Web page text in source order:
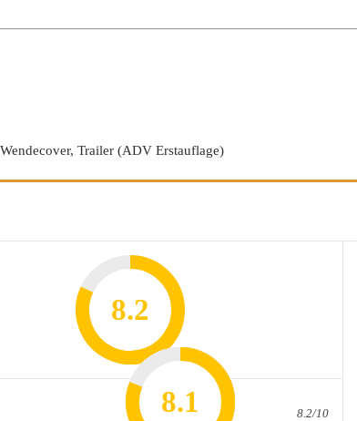
Trailer (ADV Erstauflage)
8.2
8.2/10
8.2
7.8
7.1
7
8.1